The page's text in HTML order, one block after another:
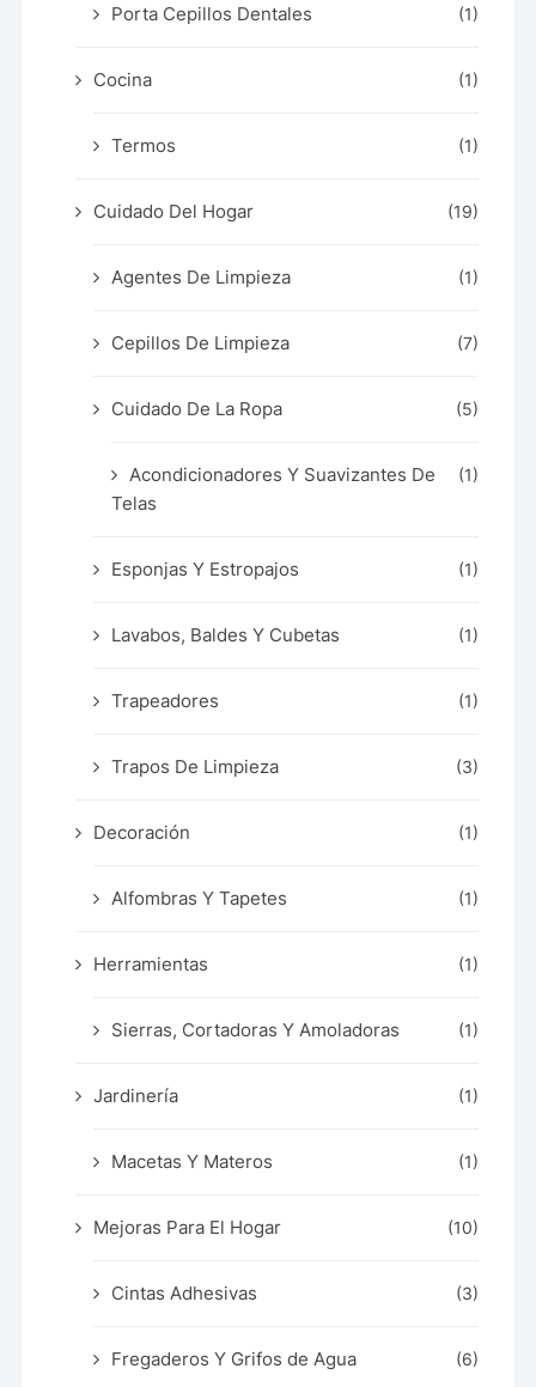
Porta Cepillos Dentales (1)
Cocina (1)
Termos (1)
Cuidado Del Hogar (19)
Agentes De Limpieza (1)
Cepillos De Limpieza (7)
Cuidado De La Ropa (5)
Acondicionadores Y Suavizantes De
Telas
(1)
Esponjas Y Estropajos (1)
Lavabos, Baldes Y Cubetas (1)
Trapeadores (1)
Trapos De Limpieza (3)
Decoración (1)
Alfombras Y Tapetes (1)
Herramientas (1)
Sierras, Cortadoras Y Amoladoras (1)
Jardinería (1)
Macetas Y Materos (1)
Mejoras Para El Hogar (10)
Cintas Adhesivas (3)
Fregaderos Y Grifos de Agua (6)